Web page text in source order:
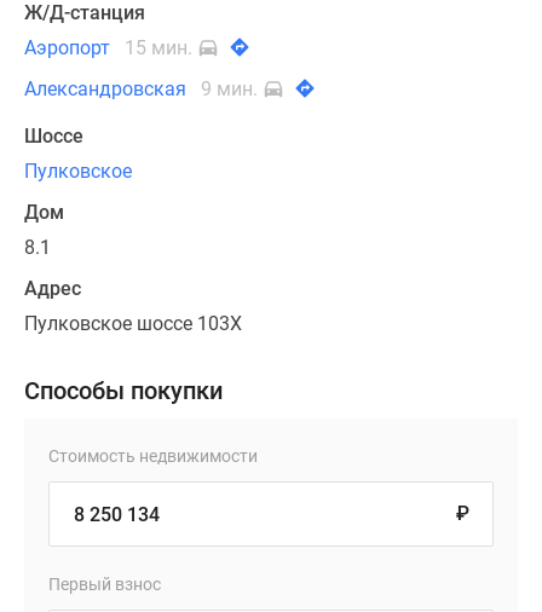
Ж/Д-станция
Аэропорт
15 мин.
Александровская
9 мин.
Шоссе
Пулковское
Дом
8.1
Адрес
Пулковское шоссе 103Х
Способы покупки
Стоимость недвижимости
₽
Первый взнос